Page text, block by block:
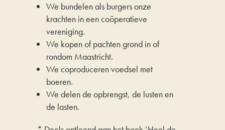
We bundelen als burgers onze
krachten in een coöperatieve
vereniging.
We kopen of pachten grond in of
rondom Maastricht.
We coproduceren voedsel met
boeren.
We delen de opbrengst, de lusten en
de lasten.